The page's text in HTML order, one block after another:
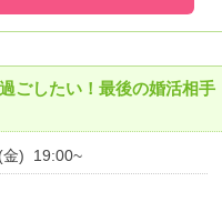
ごしたい！最後の婚活相手
金) 19:00~